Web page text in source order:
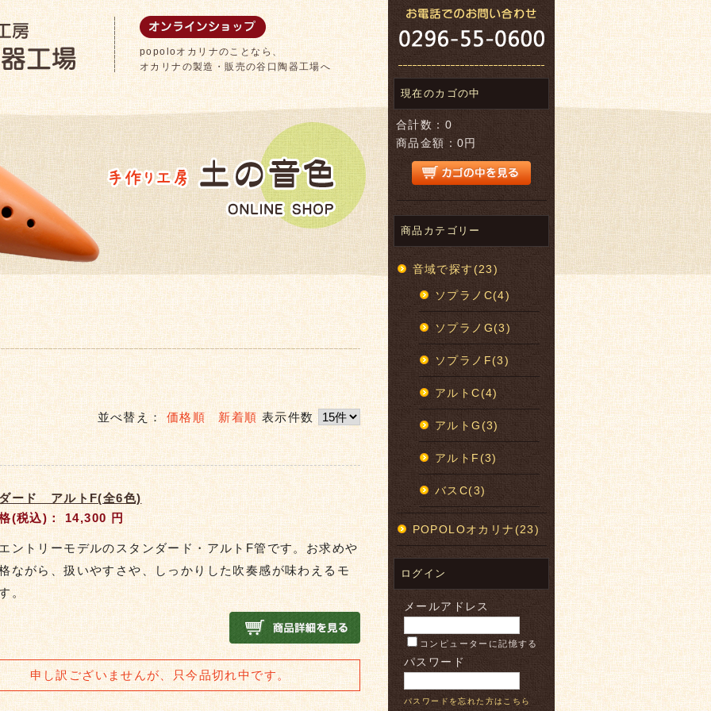
popoloオカリナのことなら、
オカリナの製造・販売の谷口陶器工場へ
並べ替え：価格順 新着順表示件数
ード アルトF(全6色)
(税込)：14,300円
ントリーモデルのスタンダード・アルトF管です。お求めや
ながら、扱いやすさや、しっかりした吹奏感が味わえるモ
。
申し訳ございませんが、只今品切れ中です。
現在のカゴの中
合計数：0
商品金額：0円
商品カテゴリー
音域で探す(23)
ソプラノC(4)
ソプラノG(3)
ソプラノF(3)
アルトC(4)
アルトG(3)
アルトF(3)
バスC(3)
POPOLOオカリナ(23)
ログイン
メールアドレス
コンピューターに記憶する
パスワード
パスワードを忘れた方はこちら